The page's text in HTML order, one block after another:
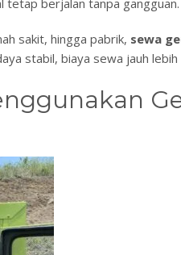
tetap berjalan tanpa gangguan.
sakit, hingga pabrik, sewa
stabil, biaya sewa jauh